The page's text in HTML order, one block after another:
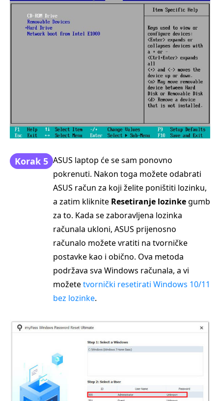
Korak 5 ASUS laptop će se sam ponovno
pokrenuti. Nakon toga možete odabrati
ASUS račun za koji želite poništiti lozinku,
a zatim kliknite Resetiranje lozinkegumb
za to. Kada se zaboravljena lozinka
računala ukloni, ASUS prijenosno
računalo možete vratiti na tvorničke
postavke kao i obično. Ova metoda
podržava sva Windows računala, a vi
možetetvornički resetirati Windows 10/11
bez lozinke.